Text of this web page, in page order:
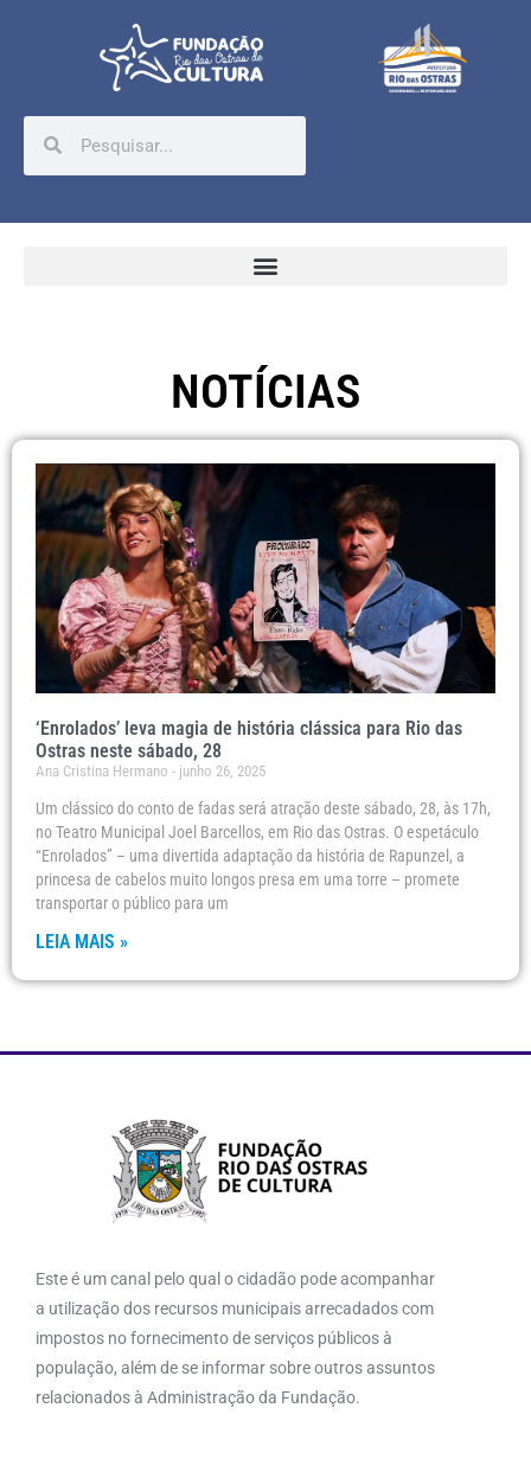
NOTÍCIAS
‘Enrolados’ leva magia de história clássica para Rio das
Ostras neste sábado, 28
Ana Cristina Hermano junho 26, 2025
Um clássico do conto de fadas será atração deste sábado, 28, às 17h,
no Teatro Municipal Joel Barcellos, em Rio das Ostras. O espetáculo
“Enrolados” – uma divertida adaptação da história de Rapunzel, a
princesa de cabelos muito longos presa em uma torre – promete
transportar o público para um
LEIA MAIS »
Este é um canal pelo qual o cidadão pode acompanhar
a utilização dos recursos municipais arrecadados com
impostos no fornecimento de serviços públicos à
população, além de se informar sobre outros assuntos
relacionados à Administração da Fundação.